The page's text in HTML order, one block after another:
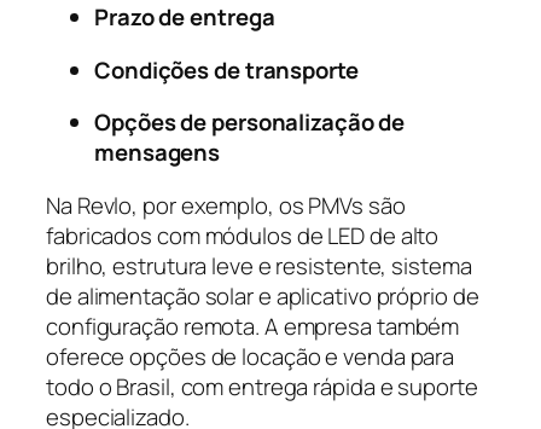
Prazo de entrega
Condições de transporte
Opções de personalização de
mensagens
Na Revlo, por exemplo, os PMVs são
fabricados com módulos de LED de alto
brilho, estrutura leve e resistente, sistema
de alimentação solar e aplicativo próprio de
configuração remota. A empresa também
oferece opções de locação e venda para
todo o Brasil, com entrega rápida e suporte
especializado.